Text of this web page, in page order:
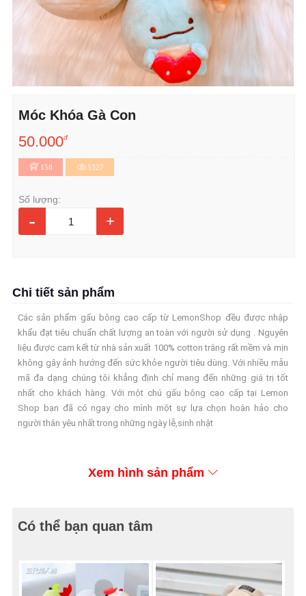
Móc Khóa Gà Con
50.000đ
158 5327
Số lượng:
- +
Chi tiết sản phẩm
Các sản phẩm gấu bông cao cấp từ LemonShop đều được nhập
khẩu đạt tiêu chuẩn chất lượng an toàn với người sử dụng . Nguyên
liệu được cam kết từ nhà sản xuất 100% cotton trắng rất mềm và mịn
không gây ảnh hướng đến sức khỏe người tiêu dùng. Với nhiều mẫu
mã đa dạng chúng tôi khẳng định chỉ mang đến những giá trị tốt
nhất cho khách hàng. Với một chú gấu bông cao cấp tại Lemon
Shop bạn đã có ngay cho mình một sự lựa chọn hoàn hảo cho
người thân yêu nhất trong những ngày lễ,sinh nhật
Xem hình sản phẩm
Có thể bạn quan tâm